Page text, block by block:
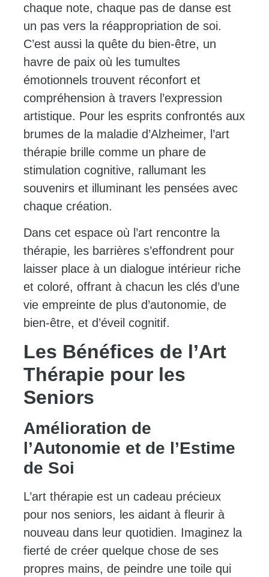
chaque note, chaque pas de danse est
un pas vers la réappropriation de soi.
C’est aussi la quête du bien-être, un
havre de paix où les tumultes
émotionnels trouvent réconfort et
compréhension à travers l’expression
artistique. Pour les esprits confrontés aux
brumes de la maladie d’Alzheimer, l’art
thérapie brille comme un phare de
stimulation cognitive, rallumant les
souvenirs et illuminant les pensées avec
chaque création.
Dans cet espace où l’art rencontre la
thérapie, les barrières s’effondrent pour
laisser place à un dialogue intérieur riche
et coloré, offrant à chacun les clés d’une
vie empreinte de plus d’autonomie, de
bien-être, et d’éveil cognitif.
Les Bénéfices de l’Art
Thérapie pour les
Seniors
Amélioration de
l’Autonomie et de l’Estime
de Soi
L’art thérapie est un cadeau précieux
pour nos seniors, les aidant à fleurir à
nouveau dans leur quotidien. Imaginez la
fierté de créer quelque chose de ses
propres mains, de peindre une toile qui